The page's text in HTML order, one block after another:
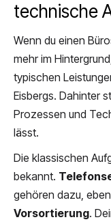
technische
Wenn du einen
mehr im
typischen
Eisbergs. Dahinter
Prozessen und
lässt.
Die klassischen
bekannt.
gehören dazu,
Vorsortierung.